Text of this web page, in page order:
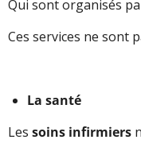
Qui sont organisés
Ces services ne sont
La santé
Les soins infirmiers